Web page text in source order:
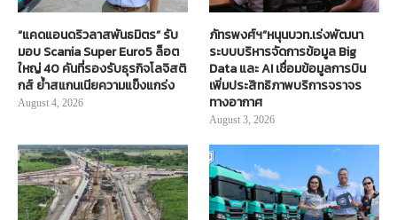
“แคดแอนดริวลาสพันธมิตร” รับ
มอบ Scania Super Euro5 ล็อต
ใหญ่ 40 คันที่รองรับธุรกิจโลจิสติ
กส์ ย้ำสแกนเนียความแข็งแกร่ง
August 4, 2026
ภัทรพงศ์ฯ”หนุนบวท.เร่งพัฒนา
ระบบบริหารจัดการข้อมูล Big
Data และ AI เชื่อมข้อมูลการบิน
เพิ่มประสิทธิภาพบริการจราจร
ทางอากาศ
August 3, 2026